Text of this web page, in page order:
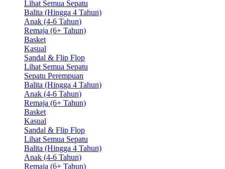
Lihat Semua Sepatu
Balita (Hingga 4 Tahun)
Anak (4-6 Tahun)
Remaja (6+ Tahun)
Basket
Kasual
Sandal & Flip Flop
Lihat Semua Sepatu
Sepatu Perempuan
Balita (Hingga 4 Tahun)
Anak (4-6 Tahun)
Remaja (6+ Tahun)
Basket
Kasual
Sandal & Flip Flop
Lihat Semua Sepatu
Balita (Hingga 4 Tahun)
Anak (4-6 Tahun)
Remaja (6+ Tahun)